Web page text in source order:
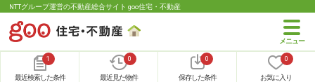
NTTグループ運営の不動産総合サイト goo住宅・不動産
1
最近検索した条件
0
最近見た物件
0
保存した条件
0
お気に入り